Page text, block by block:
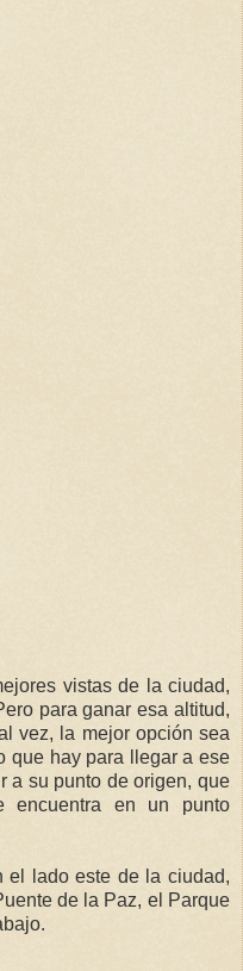
vistas de la ciudad,
para ganar esa altitud,
vez, la mejor opción sea
que hay para llegar a ese
a su punto de origen, que
encuentra en un punto
el lado este de la ciudad,
de la Paz, el Parque